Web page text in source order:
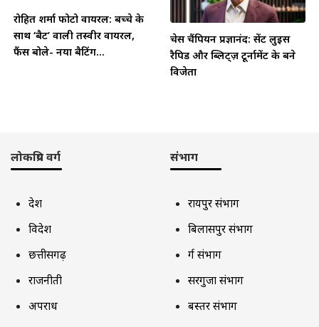
रोहित शर्मा फोटो वायरल: बच्चे के
साथ ‘बैट’ वाली तस्वीर वायरल,
फैंस बोले- नया बैटिंग...
चेस चैंपियन प्रज्ञानंद: सेंट लुइस
रैपिड और ब्लिट्ज़ टूर्नामेंट के बने
विजेता
लोकप्रिय वर्ग
देश
विदेश
छत्तीसगढ़
राजनीती
अपराध
संभाग
रायपुर संभाग
बिलासपुर संभाग
दुर्ग संभाग
सरगुजा संभाग
बस्तर संभाग